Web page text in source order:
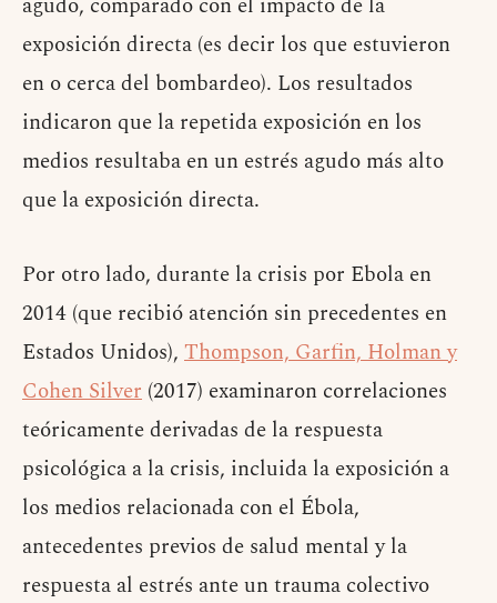
exposición directa (es decir los que estuvieron
en o cerca del bombardeo). Los resultados
indicaron que la repetida exposición en los
medios resultaba en un estrés agudo más alto
que la exposición directa.
Por otro lado, durante la crisis por Ebola en
2014 (que recibió atención sin precedentes en
Estados Unidos), Thompson, Garfin, Holman y
Cohen Silver (2017) examinaron correlaciones
teóricamente derivadas de la respuesta
psicológica a la crisis, incluida la exposición a
los medios relacionada con el Ébola,
antecedentes previos de salud mental y la
respuesta al estrés ante un trauma colectivo